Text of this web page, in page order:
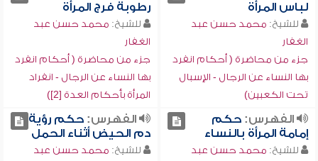
لباس المرأة
للشيخ: محمد حسن عبد
الغفار
جزء من محاضرة ( أحكام انفرد
بها النساء عن الرجال - الإسبال
تحت الكعبين)
رطوبة فرج المرأة
للشيخ: محمد حسن عبد
الغفار
جزء من محاضرة ( أحكام انفرد
بها النساء عن الرجال - انفراد
المرأة بأحكام العدة [2])
الفهرس:حكم
إمامة المرأة بالنساء
للشيخ: محمد حسن عبد
الفهرس:حكم رؤية
دم الحيض أثناء الحمل
للشيخ: محمد حسن عبد